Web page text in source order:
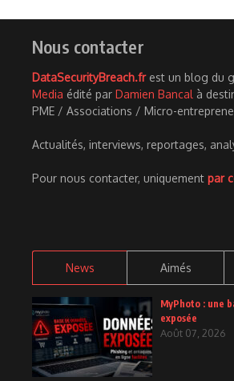
Nous contacter
DataSecurityBreach.frest un blog du
Media édité par Damien Bancal à
PME / Associations / Micro-
Actualités, interviews, reportages,
Pour nous contacter, uniquement par
News Aimés
MyPhoto : une
exposée
Août 07, 2026